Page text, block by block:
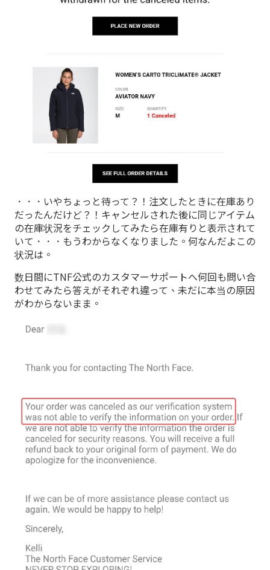
．．．いやちょっと待って？！注文したときに在庫あり
だったんだけど？！キャンセルされた後に同じアイテム
の在庫状況をチェックしてみたら在庫有りと表示されて
いて．．．もうわからなくなりました。何なんだよこの
状況は。
数日間にTNF公式のカスタマーサポートへ何回も問い合
わせてみたら答えがそれぞれ違って、未だに本当の原因
がわからないまま。